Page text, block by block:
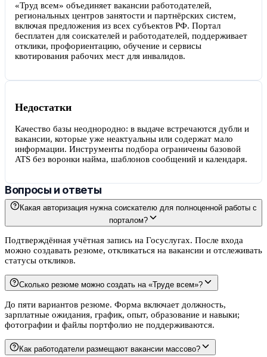
«Труд всем» объединяет вакансии работодателей,
региональных центров занятости и партнёрских систем,
включая предложения из всех субъектов РФ. Портал
бесплатен для соискателей и работодателей, поддерживает
отклики, профориентацию, обучение и сервисы
квотирования рабочих мест для инвалидов.
Недостатки
Качество базы неоднородно: в выдаче встречаются дубли и
вакансии, которые уже неактуальны или содержат мало
информации. Инструменты подбора ограничены базовой
ATS без воронки найма, шаблонов сообщений и календаря.
Вопросы и ответы
Какая авторизация нужна соискателю для полноценной работы с
порталом?
Подтверждённая учётная запись на Госуслугах. После входа
можно создавать резюме, откликаться на вакансии и отслеживать
статусы откликов.
Сколько резюме можно создать на «Труде всем»?
До пяти вариантов резюме. Форма включает должность,
зарплатные ожидания, график, опыт, образование и навыки;
фотографии и файлы портфолио не поддерживаются.
Как работодатели размещают вакансии массово?